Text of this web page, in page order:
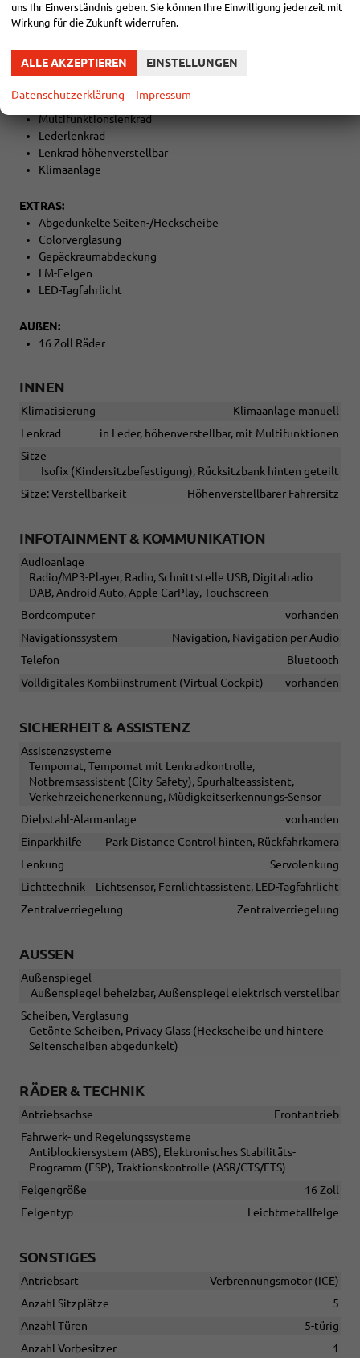
Fahrersitz höhenverstellbar
Kindersitzvorbereitung (ISOFIX)
Rücksitzbank teilbar
Lederschalthebel
Multifunktionslenkrad
Lederlenkrad
Lenkrad höhenverstellbar
Klimaanlage
EXTRAS:
Abgedunkelte Seiten-/Heckscheibe
Colorverglasung
Gepäckraumabdeckung
LM-Felgen
LED-Tagfahrlicht
AUßEN:
16 Zoll Räder
INNEN
Klimatisierung
Klimaanlage manuell
Lenkrad
in Leder, höhenverstellbar, mit Multifunktionen
Sitze
Isofix (Kindersitzbefestigung), Rücksitzbank hinten geteilt
Sitze: Verstellbarkeit
Höhenverstellbarer Fahrersitz
INFOTAINMENT & KOMMUNIKATION
Audioanlage
Radio/MP3-Player, Radio, Schnittstelle USB, Digitalradio
DAB, Android Auto, Apple CarPlay, Touchscreen
Bordcomputer
vorhanden
Navigationssystem
Navigation, Navigation per Audio
Telefon
Bluetooth
Volldigitales Kombiinstrument (Virtual Cockpit)
vorhanden
SICHERHEIT & ASSISTENZ
Assistenzsysteme
Tempomat, Tempomat mit Lenkradkontrolle,
Notbremsassistent (City-Safety), Spurhalteassistent,
Verkehrzeichenerkennung, Müdigkeitserkennungs-Sensor
Diebstahl-Alarmanlage
vorhanden
Einparkhilfe
Park Distance Control hinten, Rückfahrkamera
Lenkung
Servolenkung
Lichttechnik
Lichtsensor, Fernlichtassistent, LED-Tagfahrlicht
Zentralverriegelung
Zentralverriegelung
AUSSEN
Außenspiegel
Außenspiegel beheizbar, Außenspiegel elektrisch verstellbar
Scheiben, Verglasung
Getönte Scheiben, Privacy Glass (Heckscheibe und hintere
Seitenscheiben abgedunkelt)
RÄDER & TECHNIK
Antriebsachse
Frontantrieb
Fahrwerk- und Regelungssysteme
Antiblockiersystem (ABS), Elektronisches Stabilitäts-
Programm (ESP), Traktionskontrolle (ASR/CTS/ETS)
Felgengröße
16 Zoll
Felgentyp
Leichtmetallfelge
SONSTIGES
Antriebsart
Verbrennungsmotor (ICE)
Anzahl Sitzplätze
5
Anzahl Türen
5-türig
Anzahl Vorbesitzer
1
uns Ihr Einverständnis geben. Sie können Ihre Einwilligung jederzeit mit
Wirkung für die Zukunft widerrufen.
ALLE AKZEPTIEREN EINSTELLUNGEN
Datenschutzerklärung Impressum